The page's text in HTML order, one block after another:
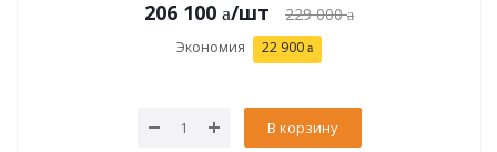
206 100 /шт 229 000
Экономия 22 900
В корзину